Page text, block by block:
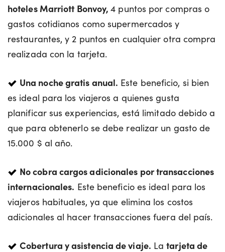
hoteles Marriott Bonvoy,4 puntos por compras o
gastos cotidianos como supermercados y
restaurantes, y 2 puntos en cualquier otra compra
realizada con la tarjeta.
Una noche gratis anual. Este beneficio, si bien
es ideal para los viajeros a quienes gusta
planificar sus experiencias, está limitado debido a
que para obtenerlo se debe realizar un gasto de
15.000 $ al año.
No cobra cargos adicionales por transacciones
internacionales. Este beneficio es ideal para los
viajeros habituales, ya que elimina los costos
adicionales al hacer transacciones fuera del país.
Cobertura y asistencia de viaje. Latarjeta de